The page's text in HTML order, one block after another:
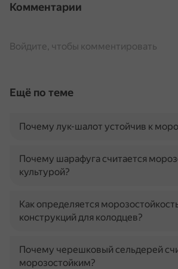
Комментарии
Войдите, чтобы комментировать
Ещё по теме
Почему лук-шалот устойчив к
Почему шарафуга считается
культурой?
Как определяется
конструкций для колодцев?
Почему черешковый сельдерей
морозостойким?